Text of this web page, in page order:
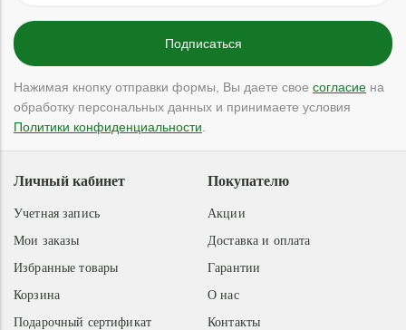
Нажимая кнопку отправки формы, Вы даете свое согласие на
обработку персональных данных и принимаете условия
Политики конфиденциальности
Покупателю
Акции
Доставка и оплата
Гарантии
О нас
Контакты
Личный кабинет
Учетная запись
Мои заказы
Избранные товары
Корзина
Подарочный сертификат